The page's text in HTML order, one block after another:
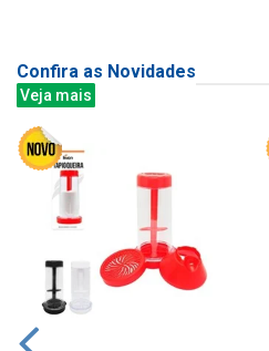
Confira as Novidades
Veja mais